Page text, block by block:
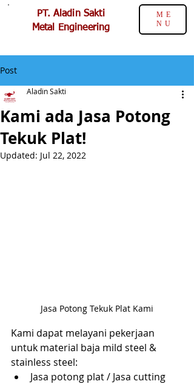
PT. Aladin Sakti
Metal Engineering
ME
NU
Post
Kami ada Jasa Potong
Tekuk Plat!
Aladin Sakti
Updated: Jul 22, 2022
Jasa Potong Tekuk Plat Kami
Kami dapat melayani pekerjaan
untuk material baja mild steel &
stainless steel:
Jasa potong plat / Jasa cutting